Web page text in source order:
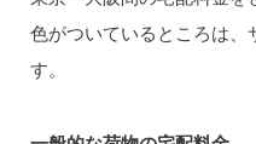
色がついているところは
す。